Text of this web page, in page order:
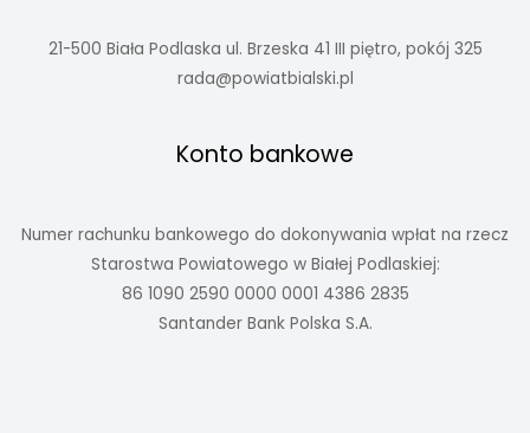
21-500 Biała Podlaska ul. Brzeska 41 III piętro, pokój 325
rada@powiatbialski.pl
Konto bankowe
Numer rachunku bankowego do dokonywania wpłat na rzecz
Starostwa Powiatowego w Białej Podlaskiej:
86 1090 2590 0000 0001 4386 2835
Santander Bank Polska S.A.